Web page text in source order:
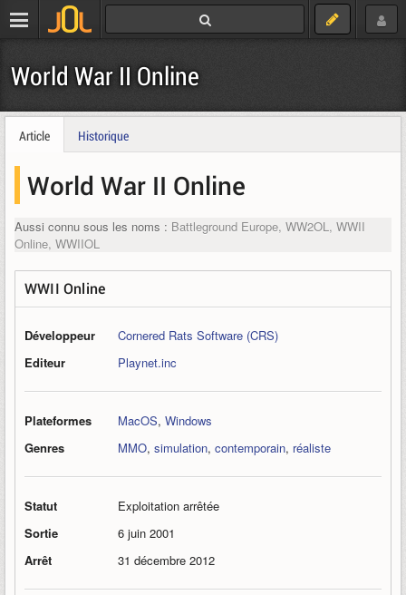
World War II Online
Article Historique
World War II Online
Aussi connu sous les noms : Battleground Europe, WW2OL, WWII
Online, WWIIOL
WWII Online
Développeur
Cornered Rats Software (CRS)
Editeur
Playnet.inc
Plateformes MacOS, Windows
Genres
MMO, simulation, contemporain, réaliste
Statut
Exploitation arrêtée
Sortie
6 juin 2001
Arrêt
31 décembre 2012